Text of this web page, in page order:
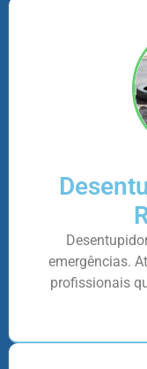
emergências.
profissionais